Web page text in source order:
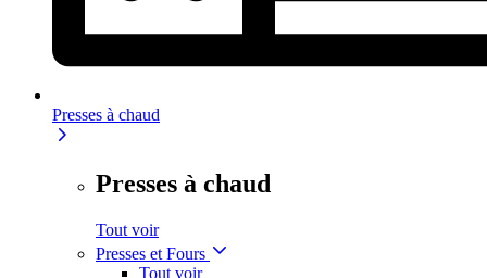
Presses à chaud
Presses à chaud
Tout voir
Presses et Fours
Tout voir